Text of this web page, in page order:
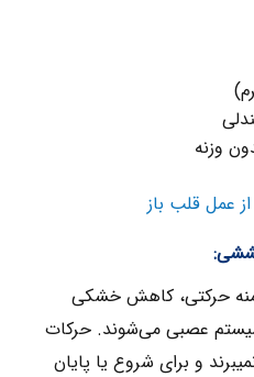
وزنه
عمل قلب باز
حرکتی، کاهش خشکی
عصبی می‌شوند. حرکات
و برای شروع یا پایان